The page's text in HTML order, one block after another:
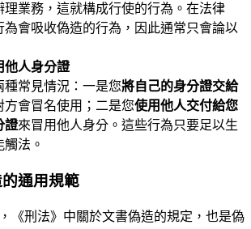
理業務，這就構成行使的行為。在法律
為會吸收偽造的行為，因此通常只會論以
他人身分證
種常見情況：一是您將自己的身分證交給
方會冒名使用；二是您使用他人交付給您
證來冒用他人身分。這些行為只要足以生
法。
通用規範
《刑法》中關於文書偽造的規定，也是偽